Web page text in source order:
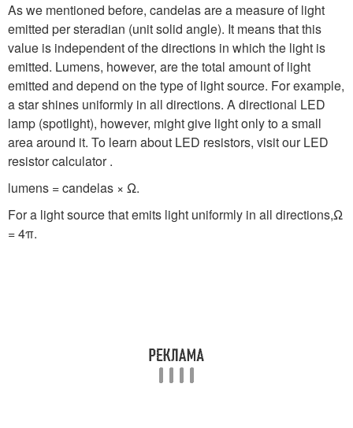
As we mentioned before, candelas are a measure of light
emitted per steradian (unit solid angle). It means that this
value is independent of the directions in which the light is
emitted. Lumens, however, are the total amount of light
emitted and depend on the type of light source. For example,
a star shines uniformly in all directions. A directional LED
lamp (spotlight), however, might give light only to a small
area around it. To learn about LED resistors, visit our LED
resistor calculator .
lumens = candelas × Ω.
For a light source that emits light uniformly in all directions,Ω
= 4π.